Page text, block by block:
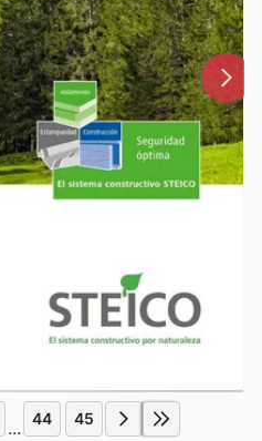
... 44 45